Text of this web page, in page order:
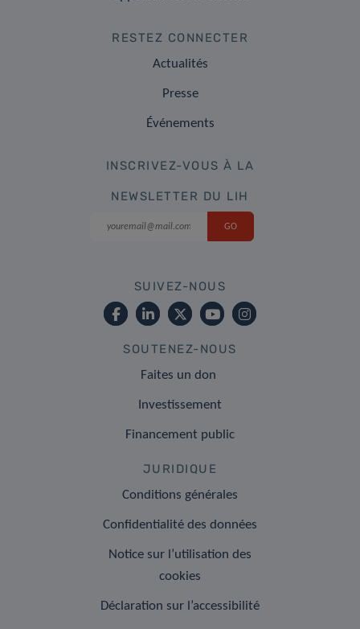
RESTEZ CONNECTER
Actualités
Presse
Événements
INSCRIVEZ-VOUS À LA
NEWSLETTER DU LIH
SUIVEZ-NOUS
SOUTENEZ-NOUS
Faites un don
Investissement
Financement public
JURIDIQUE
Conditions générales
Confidentialité des données
Notice sur l’utilisation des
cookies
Déclaration sur l’accessibilité